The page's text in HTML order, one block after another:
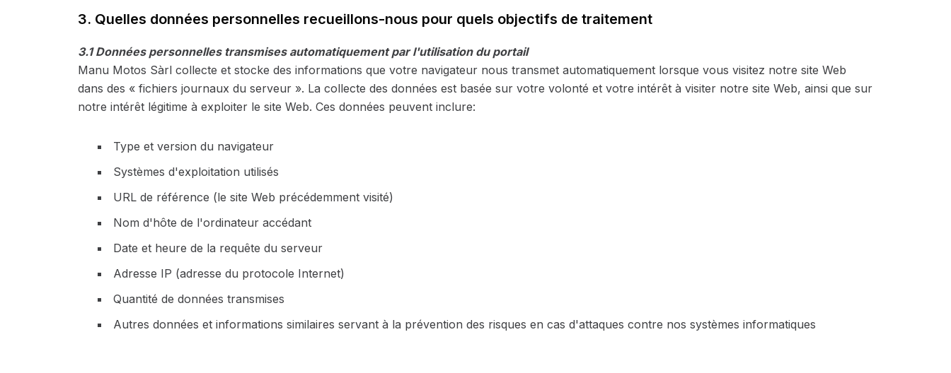
3. Quelles données personnelles recueillons-nous pour quels objectifs de traitement
3.1 Données personnelles transmises automatiquement par l'utilisation du portail
Manu Motos Sàrl collecte et stocke des informations que votre navigateur nous transmet automatiquement lorsque vous visitez notre site Web
dans des « fichiers journaux du serveur ». La collecte des données est basée sur votre volonté et votre intérêt à visiter notre site Web, ainsi que sur
notre intérêt légitime à exploiter le site Web. Ces données peuvent inclure:
Type et version du navigateur
Systèmes d'exploitation utilisés
URL de référence (le site Web précédemment visité)
Nom d'hôte de l'ordinateur accédant
Date et heure de la requête du serveur
Adresse IP (adresse du protocole Internet)
Quantité de données transmises
Autres données et informations similaires servant à la prévention des risques en cas d'attaques contre nos systèmes informatiques